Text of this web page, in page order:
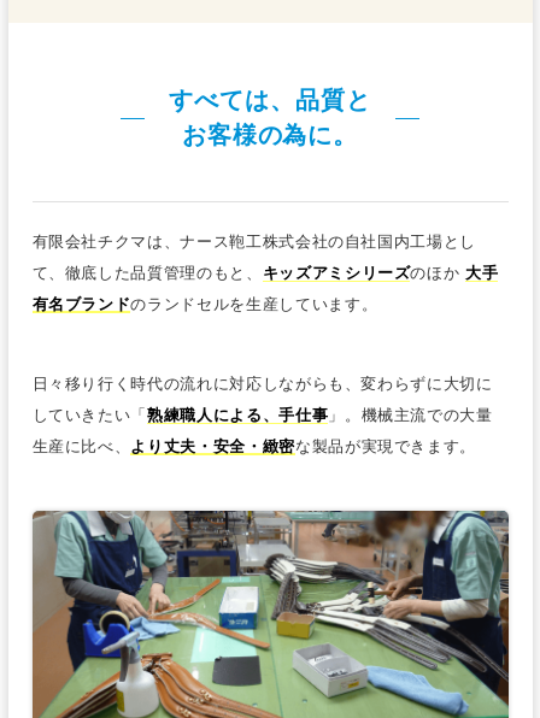
すべては、品質と
お客様の為に。
有限会社チクマは、ナース鞄工株式会社の自社国内工場とし
て、徹底した品質管理のもと、 キッズアミシリーズのほか大手
有名ブランドのランドセルを生産しています。
日々移り行く時代の流れに対応しながらも、変わらずに大切に
していきたい「熟練職人による、手仕事 」。機械主流での大量
生産に比べ、
より丈夫・安全・緻密な製品が実現できます。